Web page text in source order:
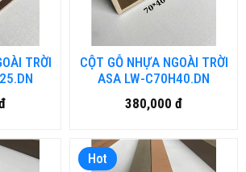
TRỜI
CỘT GỖ NHỰA NGOÀI TRỜI
ASA LW-C70H40.DN
380,000 đ
Hot